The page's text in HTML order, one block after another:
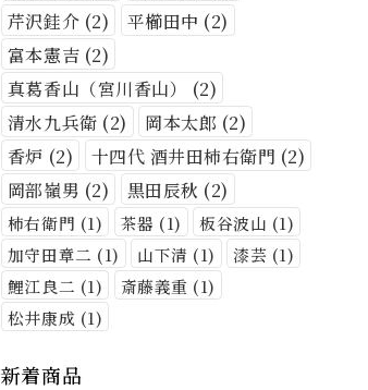
芹沢銈介 (2) 平櫛田中 (2)
富本憲吉 (2)
真葛香山（宮川香山）
(2)
清水九兵衛 (2) 岡本太郎 (2)
香炉 (2) 十四代 酒井田柿右衛門 (2)
岡部嶺男 (2) 黒田辰秋 (2)
柿右衛門 (1) 茶器 (1) 板谷波山 (1)
加守田章二 (1) 山下清 (1) 漆芸 (1)
鯉江良二 (1) 斎藤義重 (1)
松井康成 (1)
新着商品